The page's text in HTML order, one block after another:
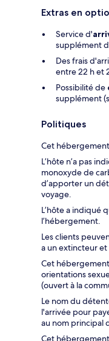
Extras en
Service d'
supplément
Des frais
entre 22 h et
Possibilité de
supplément
Politiques
Cet hébergement
L’hôte n’a pas
monoxyde de
d’apporter un
voyage.
L’hôte a indiqué
l’hébergement.
Les clients
a un extincteur
Cet
orientations
(ouvert à la
Le nom du
l'arrivée pour
au nom principal
Cet